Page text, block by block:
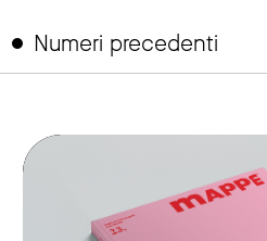
Numeri precedenti